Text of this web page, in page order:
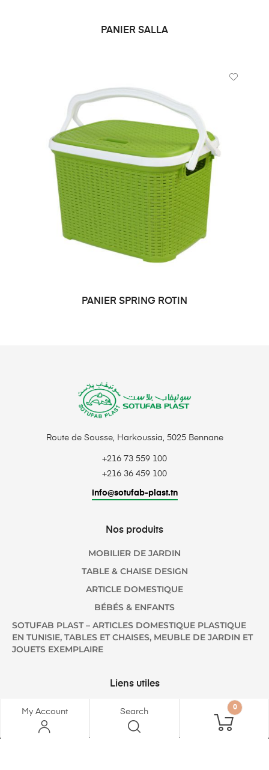
PANIER SALLA
PANIER SPRING ROTIN
Route de Sousse, Harkoussia, 5025 Bennane
+216 73 559 100
+216 36 459 100
info@sotufab-plast.tn
Nos produits
MOBILIER DE JARDIN
TABLE & CHAISE DESIGN
ARTICLE DOMESTIQUE
BÉBÉS & ENFANTS
SOTUFAB PLAST – ARTICLES DOMESTIQUE PLASTIQUE
EN TUNISIE, TABLES ET CHAISES, MEUBLE DE JARDIN ET
JOUETS EXEMPLAIRE
Liens utiles
A PROPOS
B2B
My Account Search 0